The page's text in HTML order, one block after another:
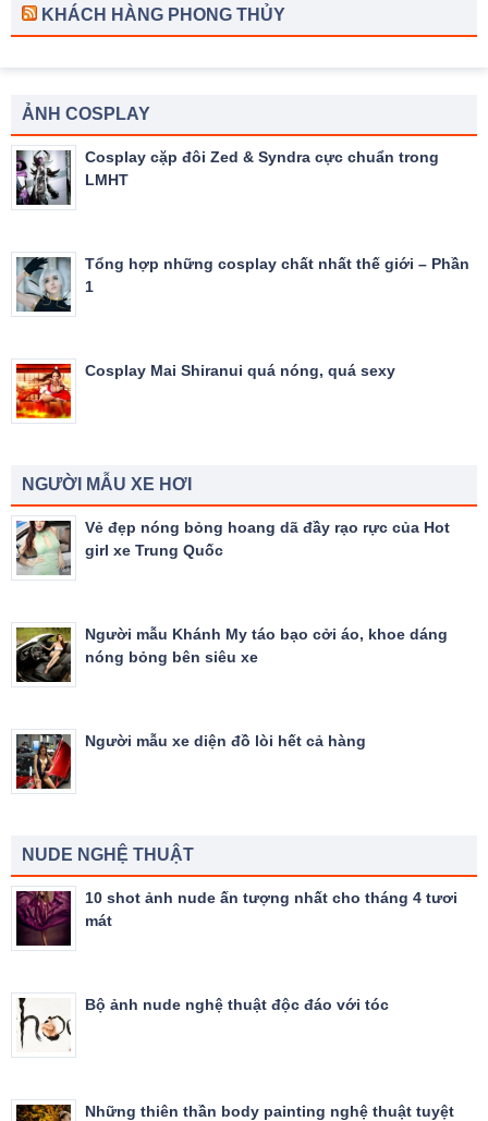
KHÁCH HÀNG PHONG THỦY
ẢNH COSPLAY
Cosplay cặp đôi Zed & Syndra cực chuẩn trong
LMHT
Tổng hợp những cosplay chất nhất thế giới – Phần
1
Cosplay Mai Shiranui quá nóng, quá sexy
NGƯỜI MẪU XE HƠI
Vẻ đẹp nóng bỏng hoang dã đầy rạo rực của Hot
girl xe Trung Quốc
Người mẫu Khánh My táo bạo cởi áo, khoe dáng
nóng bỏng bên siêu xe
Người mẫu xe diện đồ lòi hết cả hàng
NUDE NGHỆ THUẬT
10 shot ảnh nude ấn tượng nhất cho tháng 4 tươi
mát
Bộ ảnh nude nghệ thuật độc đáo với tóc
Những thiên thần body painting nghệ thuật tuyệt